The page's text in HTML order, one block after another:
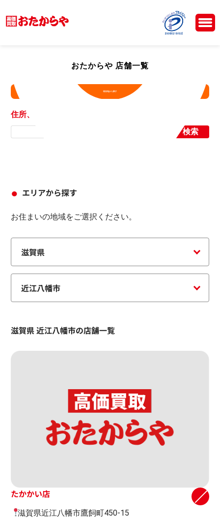
おたからや 店舗一覧
現在地から探す
住所、店舗名から探す
検索
エリアから探す
お住まいの地域をご選択ください。
滋賀県 近江八幡市の店舗一覧
たかかい店
滋賀県近江八幡市鷹飼町450-15